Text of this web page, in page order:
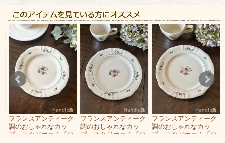
フランスアンティーク
調のおしゃれなカッ
プ、スタジオエム「ロ
フランスアンティーク
調のおしゃれなカッ
プ、スタジオエム「ロ
フランスアンティーク
調のおしゃれなカッ
プ、スタジオエム「ロ